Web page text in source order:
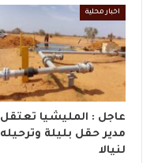
اخبار محلية
عاجل : المليشيا تعتقل
مدير حقل بليلة وترحيله
لنيالا